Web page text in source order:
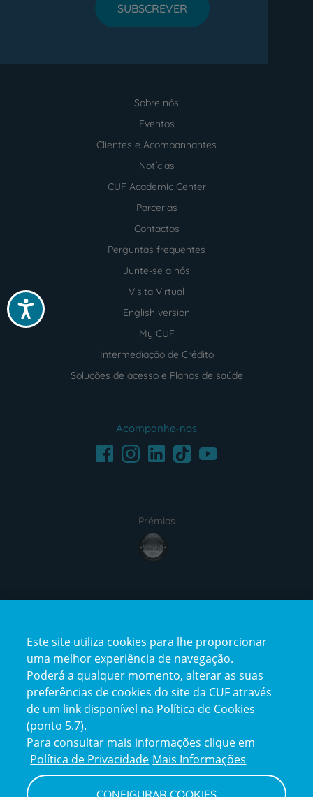
Acessibilidade
SUBSCREVER
Sobre nós
Eventos
Clientes e Acompanhantes
Notícias
CUF Academic Center
Parcerias
Contactos
Perguntas frequentes
Junte-se a nós
Visita Virtual
English version
My CUF
Intermediação de Crédito
Soluções de acesso e Planos de saúde
Acompanhe-nos
FacebookInstagramLinkedInTikTokYoutube
Prémios
award4
certification2certification3
Reclamações
e
elogios
Este site utiliza cookies para lhe proporcionar
uma melhor experiência de navegação.
Poderá a qualquer momento, alterar as suas
preferências de cookies do site da CUF através
de um link disponível na Política de Cookies
(ponto 5.7).
Para consultar mais informações clique em
Política de Privacidade Mais Informações
CONFIGURAR COOKIES